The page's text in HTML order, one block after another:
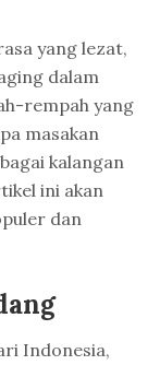
yang lezat,
dalam
rempah yang
masakan
kalangan
ini akan
dan
Indonesia,